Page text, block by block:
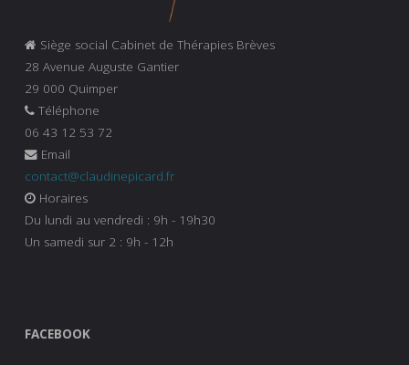
Siège social Cabinet de Thérapies Brèves
28 Avenue Auguste Gantier
29 000 Quimper
Téléphone
06 43 12 53 72
Email
contact@claudinepicard.fr
Horaires
Du lundi au vendredi : 9h - 19h30
Un samedi sur 2 : 9h - 12h
FACEBOOK